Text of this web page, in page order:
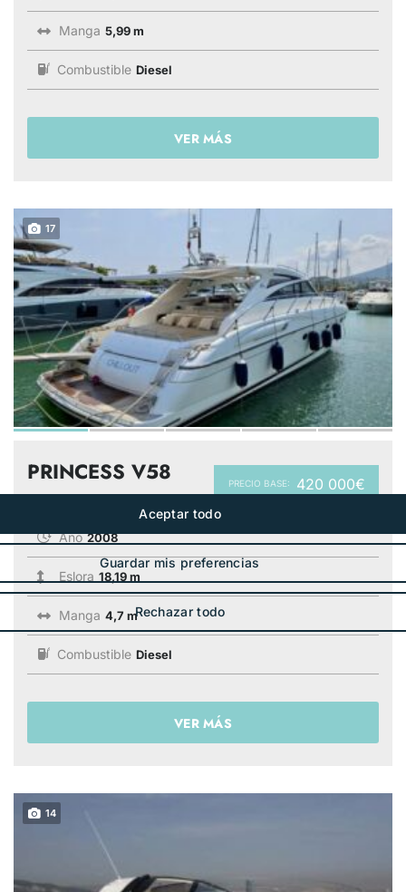
Manga 5,99 m
Combustible Diesel
VER MÁS
17
PRECIO BASE: 420 000€
PRINCESS V58
Año 2008
Eslora 18,19 m
Manga 4,7 m
Combustible Diesel
VER MÁS
14